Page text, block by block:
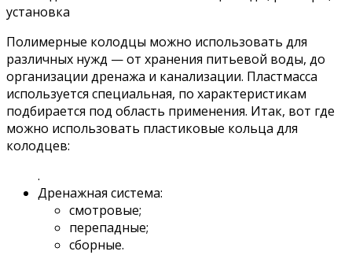
Полимерные колодцы можно использовать для
различных нужд — от хранения питьевой воды, до
организации дренажа и канализации. Пластмасса
используется специальная, по характеристикам
подбирается под область применения. Итак, вот где
можно использовать пластиковые кольца для
колодцев:
.
Дренажная система:
смотровые;
перепадные;
сборные.